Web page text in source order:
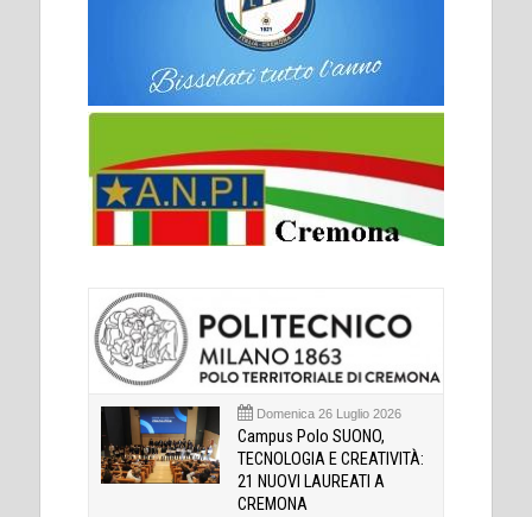
Domenica 26 Luglio 2026
Campus Polo SUONO,
TECNOLOGIA E CREATIVITÀ:
21 NUOVI LAUREATI A
CREMONA